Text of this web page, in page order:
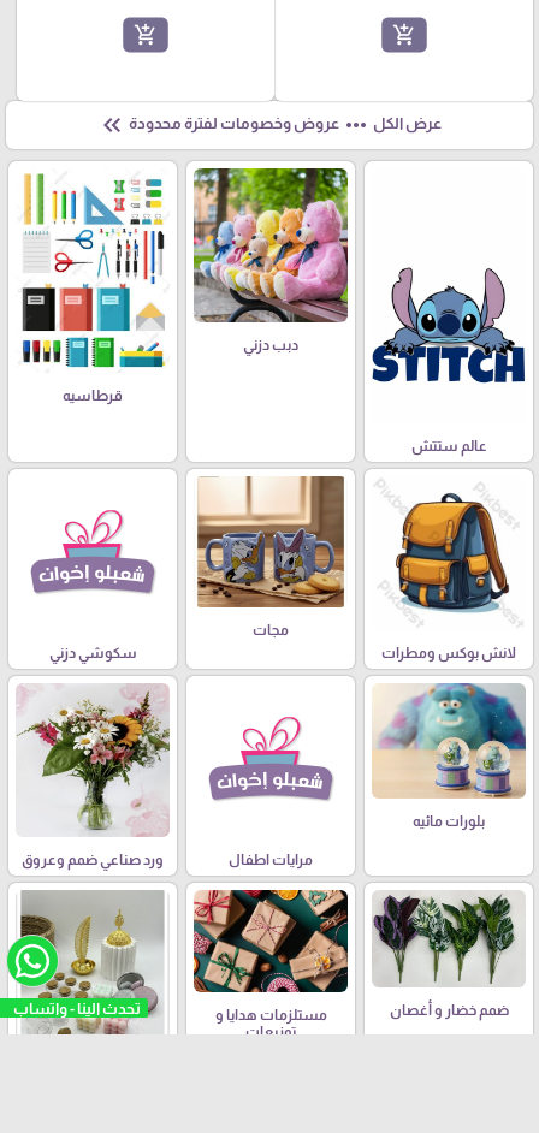
تحدث الينا - واتساب
add_shopping_cart
add_shopping_cart
عرض الكل more_horiz عروض وخصومات لفترة محدودة keyboard_double_arrow_left
عالم ستتش
دبب دزني
قرطاسيه
لانش بوكس ومطرات
مجات
سكوشي دزني
بلورات مائيه
مرايات اطفال ورد صناعي ضمم وعروق
ضمم خضار و أغصان
مستلزمات هدايا و
توزيعات